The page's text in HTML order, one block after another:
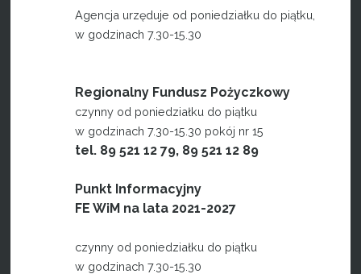
Agencja urzęduje od poniedziałku do piątku,
w godzinach 7.30-15.30
Regionalny Fundusz Pożyczkowy
czynny od poniedziałku do piątku
w godzinach 7.30-15.30 pokój nr 15
tel. 89 521 12 79, 89 521 12 89
Punkt Informacyjny
FE WiM na lata 2021-2027
czynny od poniedziałku do piątku
w godzinach 7.30-15.30